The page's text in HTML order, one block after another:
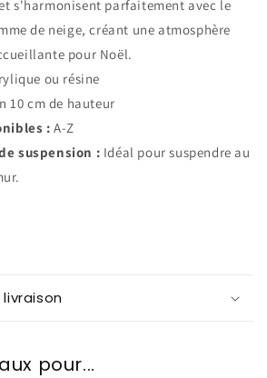
s'harmonisent parfaitement avec le
de neige, créant une atmosphère
pour Noël.
ou résine
10 cm de hauteur
: A-Z
suspension : Idéal pour suspendre au
pour...